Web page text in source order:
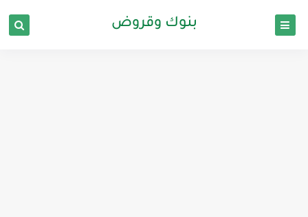
بنوك وقروض